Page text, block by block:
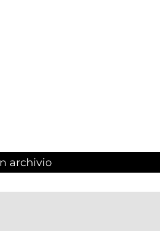
archivio